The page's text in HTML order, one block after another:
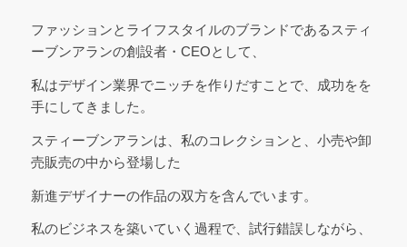
ファッションとライフスタイルのブランドであるスティ
ーブンアランの創設者・CEOとして、
私はデザイン業界でニッチを作りだすことで、成功をを
手にしてきました。
スティーブンアランは、私のコレクションと、小売や卸
売販売の中から登場した
新進デザイナーの作品の双方を含んでいます。
私のビジネスを築いていく過程で、試行錯誤しながら、